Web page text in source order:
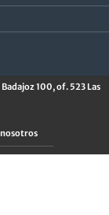
100, of. 523 Las